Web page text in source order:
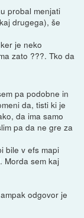
probal menjati
drugega), še
je neko
zato ???. Tko da
pa podobne in
da, tisti ki je
da ima samo
pa da ne gre za
bile v efs mapi
Morda sem kaj
odgovor je